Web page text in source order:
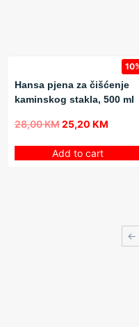
Hansa pjena za čišćenje
kaminskog stakla, 500 ml
28,00KM25,20 KM
Add to cart
←